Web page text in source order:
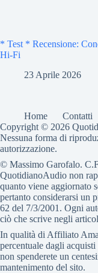
* Test * Recensione:
Hi-Fi
23 Aprile 2026
Home Contatti
Copyright © 2026
Nessuna forma di
autorizzazione.
© Massimo Garofalo.
QuotidianoAudio non
quanto viene aggiornato
pertanto considerarsi un
62 del 7/3/2001. Ogni
ciò che scrive negli
In qualità di Affiliato
percentuale dagli
non spenderete un
mantenimento del sito.